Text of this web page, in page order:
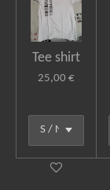
Tee shirt
25,00 €